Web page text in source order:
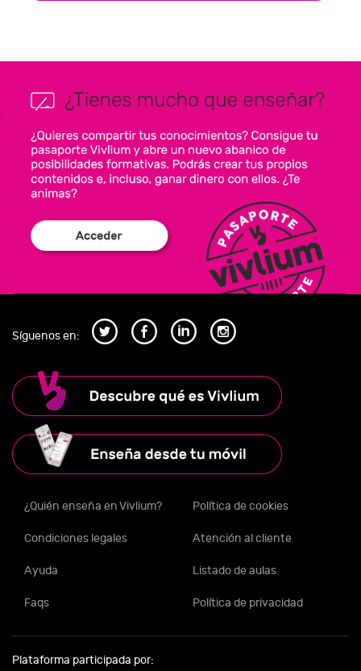
Síguenos en:
¿Quién enseña en Vivlium? Política de cookies
Condiciones legales Atención al cliente
Ayuda Listado de aulas
Faqs Política de privacidad
Plataforma participada por: